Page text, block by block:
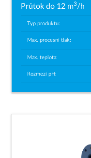
Průtok do 12 m3/h
Typ produktu:
Max. procesní tlak:
Max. teplota:
Rozmezí pH: